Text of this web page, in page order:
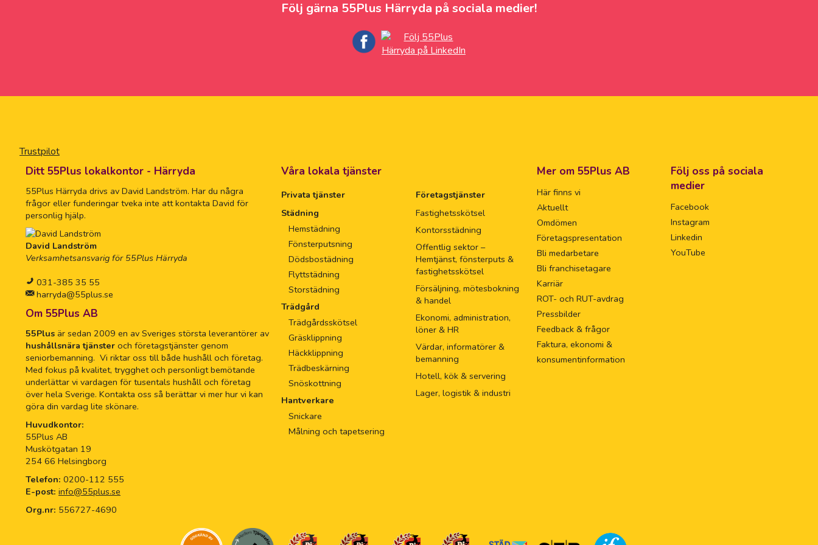
Följ gärna 55Plus Härryda på sociala medier!
Trustpilot
Ditt 55Plus lokalkontor - Härryda
55Plus Härryda drivs av David Landström. Har du några
frågor eller funderingar tveka inte att kontakta David för
personlig hjälp.
David Landström
Verksamhetsansvarig för 55Plus Härryda
031-385 35 55
harryda@55plus.se
Om 55Plus AB
55Plus är sedan 2009 en av Sveriges största leverantörer av
hushållsnära tjänster och företagstjänster genom
seniorbemanning. Vi riktar oss till både hushåll och företag.
Med fokus på kvalitet, trygghet och personligt bemötande
underlättar vi vardagen för tusentals hushåll och företag
över hela Sverige. Kontakta oss så berättar vi mer hur vi kan
göra din vardag lite skönare.
Huvudkontor:
55Plus AB
Muskötgatan 19
254 66 Helsingborg
Telefon: 0200-112 555
E-post: info@55plus.se
Org.nr: 556727-4690
Våra lokala tjänster
Privata tjänster
Städning
Hemstädning
Fönsterputsning
Dödsbostädning
Flyttstädning
Storstädning
Trädgård
Trädgårdsskötsel
Gräsklippning
Häckklippning
Trädbeskärning
Snöskottning
Hantverkare
Snickare
Målning och tapetsering
Företagstjänster
Fastighetsskötsel
Kontorsstädning
Offentlig sektor –
Hemtjänst, fönsterputs &
fastighetsskötsel
Försäljning, mötesbokning
& handel
Ekonomi, administration,
löner & HR
Värdar, informatörer &
bemanning
Hotell, kök & servering
Lager, logistik & industri
Mer om 55Plus AB
Här finns vi
Aktuellt
Omdömen
Företagspresentation
Bli medarbetare
Bli franchisetagare
Karriär
ROT- och RUT-avdrag
Pressbilder
Feedback & frågor
Faktura, ekonomi &
konsumentinformation
Följ oss på sociala
medier
Facebook
Instagram
Linkedin
YouTube